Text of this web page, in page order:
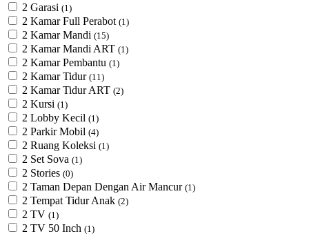
2 Garasi (1)
2 Kamar Full Perabot (1)
2 Kamar Mandi (15)
2 Kamar Mandi ART (1)
2 Kamar Pembantu (1)
2 Kamar Tidur (11)
2 Kamar Tidur ART (2)
2 Kursi (1)
2 Lobby Kecil (1)
2 Parkir Mobil (4)
2 Ruang Koleksi (1)
2 Set Sova (1)
2 Stories (0)
2 Taman Depan Dengan Air Mancur (1)
2 Tempat Tidur Anak (2)
2 TV (1)
2 TV 50 Inch (1)